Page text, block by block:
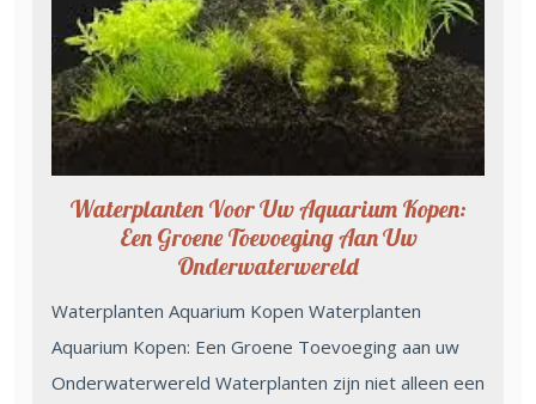
Waterplanten Voor Uw Aquarium Kopen:
Een Groene Toevoeging Aan Uw
Onderwaterwereld
Waterplanten Aquarium Kopen Waterplanten
Aquarium Kopen: Een Groene Toevoeging aan uw
Onderwaterwereld Waterplanten zijn niet alleen een